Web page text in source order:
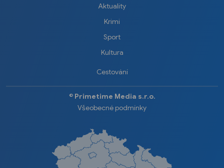
Aktuality
Krimi
Sport
Kultura
Cestování
©️ Primetime Media s.r.o.
Všeobecné podmínky